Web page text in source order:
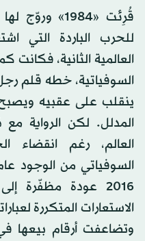
قُرِئت «1984»
للحرب الباردة التي
العالمية الثانية، فكانت
السوفياتية، خطه قلم
ينقلب على عقبيه ويصبح
المدلل. لكن الرواية
العالم، رغم انقضاء
2016 عودة مظفّرة
الاستعارات المتكررة
وتضاعفت أرقام بيعها